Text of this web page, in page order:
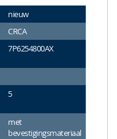
nieuw
CRCA
7P6254800AX
5
met
bevestigingsmateriaal